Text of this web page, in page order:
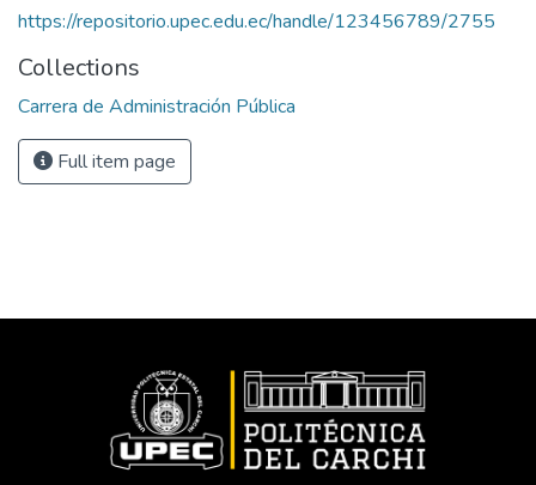
https://repositorio.upec.edu.ec/handle/123456789/2755
Collections
Carrera de Administración Pública
Full item page